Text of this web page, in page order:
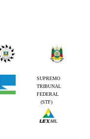
SUPREMO
TRIBUNAL
FEDERAL
(STF)